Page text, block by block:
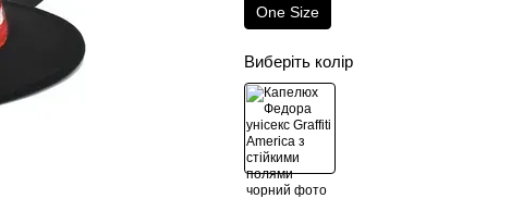
One Size
Виберіть колір